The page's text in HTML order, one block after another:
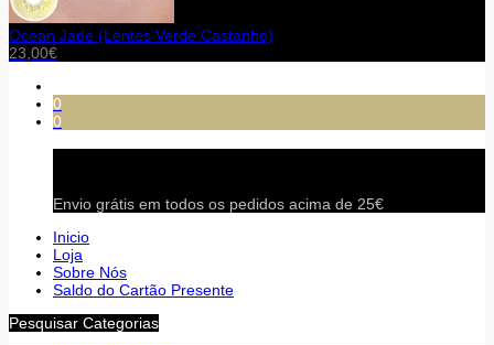
Ocean Jade (Lentes Verde Castanho)
23,00€
0
0
Envio grátis em todos os pedidos acima de 25€
Inicio
Loja
Sobre Nós
Saldo do Cartão Presente
Pesquisar Categorias